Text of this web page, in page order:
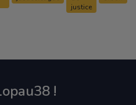
justice
!